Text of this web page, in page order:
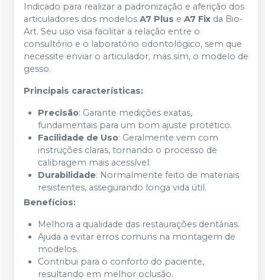
Indicado para realizar a padronização e aferição dos
articuladores dos modelos A7 Plus e A7 Fix da Bio-
Art. Seu uso visa facilitar a relação entre o
consultório e o laboratório odontológico, sem que
necessite enviar o articulador, mas sim, o modelo de
gesso.
Principais características:
Precisão: Garante medições exatas,
fundamentais para um bom ajuste protético.
Facilidade de Uso: Geralmente vem com
instruções claras, tornando o processo de
calibragem mais acessível.
Durabilidade: Normalmente feito de materiais
resistentes, assegurando longa vida útil.
Benefícios:
Melhora a qualidade das restaurações dentárias.
Ajuda a evitar erros comuns na montagem de
modelos.
Contribui para o conforto do paciente,
resultando em melhor oclusão.